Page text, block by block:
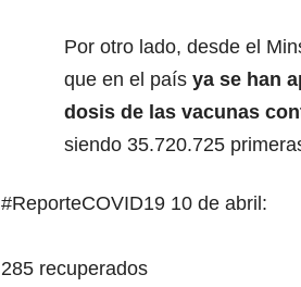
Por otro lado, desde el
que en el país ya se han
dosis de las vacunas
siendo 35.720.725
#ReporteCOVID19 10 de abril:
285 recuperados